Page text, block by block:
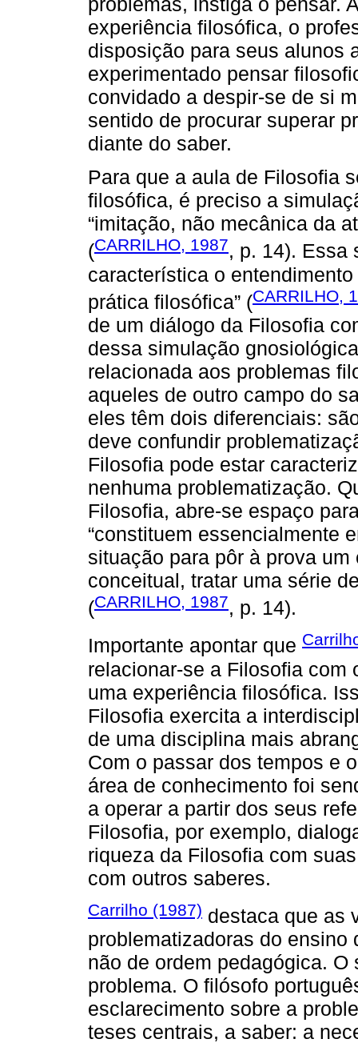
experiência filosófica, o
disposição para seus alunos
experimentado pensar
convidado a despir-se de si
sentido de procurar superar
diante do saber.
Para que a aula de Filosofia
filosófica, é preciso a
“imitação, não mecânica da
(CARRILHO, 1987, p. 14). Essa
característica o
prática filosófica” (CARRILHO,
de um diálogo da Filosofia
dessa simulação
relacionada aos problemas
aqueles de outro campo do
eles têm dois diferenciais:
deve confundir
Filosofia pode estar
nenhuma problematização.
Filosofia, abre-se espaço
“constituem essencialmente
situação para pôr à prova
conceitual, tratar uma série
(CARRILHO, 1987, p. 14).
Importante apontar que
relacionar-se a Filosofia com
uma experiência filosófica.
Filosofia exercita a
de uma disciplina mais
Com o passar dos tempos e
área de conhecimento foi
a operar a partir dos seus
Filosofia, por exemplo,
riqueza da Filosofia com
com outros saberes.
Carrilho (1987) destaca que as
problematizadoras do
não de ordem pedagógica.
problema. O filósofo
esclarecimento sobre a
teses centrais, a saber: a